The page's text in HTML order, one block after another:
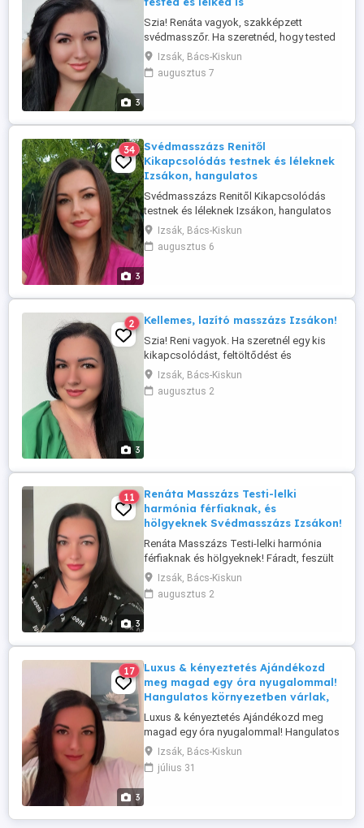
3
Szia! Renáta vagyok, szakképzett
svédmasszőr. Ha szeretnéd, hogy tested
és lelked is feltöltődjön, nálam jó helyen
jársz. A masszázsom célja, hogy segítsen
oldani a feszültséget, csökkenteni a
izomfeszültséget, serkenti a vérkeringést,
Izsák, Bács-Kiskun
augusztus 7
3
34
Svédmasszázs Renitől
Kikapcsolódás testnek és léleknek
Izsákon, hangulatos
Svédmasszázs Renitől Kikapcsolódás
testnek és léleknek Izsákon, hangulatos
környezetben Szeretettel várlak egy
nyugtató, stresszoldó Svédmasszázsra,
ahol minden rólad szól! Gyertyafény,
feltöltődni. Időtartamok: 30 ...
Izsák, Bács-Kiskun
augusztus 6
3
2 Kellemes, lazító masszázs Izsákon!
Szia! Reni vagyok. Ha szeretnél egy kis
kikapcsolódást, feltöltődést és
harmóniát, várlak szeretettel Izsákon,
diszkrét és nyugodt szalonomban.
Minimum 1 órás masszázs, igény szerint
Izsák, Bács-Kiskun
augusztus 2
3
11
Renáta Masszázs Testi-lelki
harmónia férfiaknak, és
hölgyeknek Svédmasszázs Izsákon!
Renáta Masszázs Testi-lelki harmónia
férfiaknak és hölgyeknek! Fáradt, feszült
vagy? Ideje megállni egy pillanatra, és
törődni önmagaddal! Professzionális
svédmasszázs, amely segít: -Ellazulni a
vérkeringést -.Feltölteni ...
Izsák, Bács-Kiskun
augusztus 2
3
17
Luxus & kényeztetés Ajándékozd
meg magad egy óra nyugalommal!
Hangulatos környezetben várlak,
Luxus & kényeztetés Ajándékozd meg
magad egy óra nyugalommal! Hangulatos
környezetben várlak, ahol minden rólad
szól. Svédmasszázs stresszoldás,
pihenés, feltöltődés. A diszkréció
Viberen, WhatsAppon, telefonon vagy itt
Izsák, Bács-Kiskun
július 31